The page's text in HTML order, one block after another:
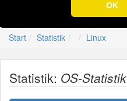
OK
Start Statistik Linux
Statistik: OS-Statistik